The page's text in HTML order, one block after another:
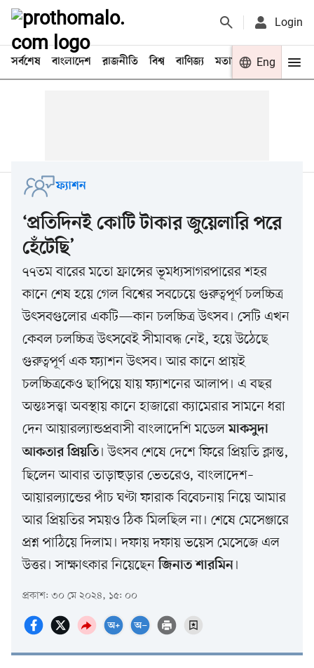
Login
সর্বশেষ বাংলাদেশ রাজনীতি বিশ্ব বাণিজ্য মতামত খেলা
Eng
ফ্যাশন
‘প্রতিদিনই কোটি টাকার জুয়েলারি পরে
হেঁটেছি’
৭৭তম বারের মতো ফ্রান্সের ভূমধ্যসাগরপারের শহর
কানে শেষ হয়ে গেল বিশ্বের সবচেয়ে গুরুত্বপূর্ণ চলচ্চিত্র
উৎসবগুলোর একটি—কান চলচ্চিত্র উৎসব। সেটি এখন
কেবল চলচ্চিত্র উৎসবেই সীমাবদ্ধ নেই, হয়ে উঠেছে
গুরুত্বপূর্ণ এক ফ্যাশন উৎসব। আর কানে প্রায়ই
চলচ্চিত্রকেও ছাপিয়ে যায় ফ্যাশনের আলাপ। এ বছর
অন্তঃসত্ত্বা অবস্থায় কানে হাজারো ক্যামেরার সামনে ধরা
দেন আয়ারল্যান্ডপ্রবাসী বাংলাদেশি মডেলমাকসুদা
আকতার প্রিয়তি। উৎসব শেষে দেশে ফিরে প্রিয়তি ক্লান্ত,
ছিলেন আবার তাড়াহুড়ার ভেতরেও, বাংলাদেশ–
আয়ারল্যান্ডের পাঁচ ঘণ্টা ফারাক বিবেচনায় নিয়ে আমার
আর প্রিয়তির সময়ও ঠিক মিলছিল না। শেষে মেসেঞ্জারে
প্রশ্ন পাঠিয়ে দিলাম। দফায় দফায় ভয়েস মেসেজে এল
উত্তর। সাক্ষাৎকার নিয়েছেনজিনাত শারমিন।
প্রকাশ: ৩০ মে ২০২৪, ১৫: ০০